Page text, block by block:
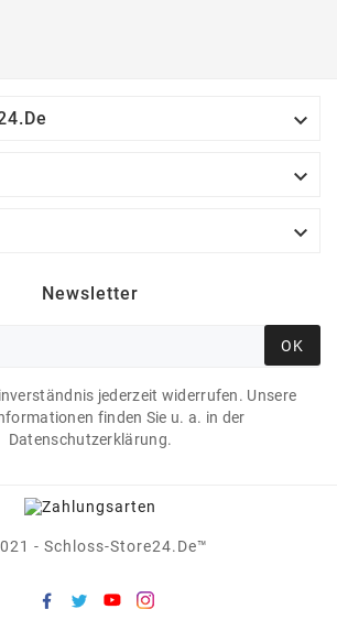



Newsletter
OK
jederzeit widerrufen. Unsere
finden Sie u. a. in der
Datenschutzerklärung.
- Schloss-Store24.de™